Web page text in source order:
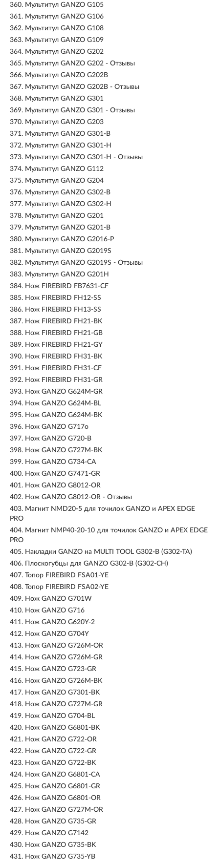
360. Мультитул GANZO G105
361. Мультитул GANZO G106
362. Мультитул GANZO G108
363. Мультитул GANZO G109
364. Мультитул GANZO G202
365. Мультитул GANZO G202 - Отзывы
366. Мультитул GANZO G202B
367. Мультитул GANZO G202B - Отзывы
368. Мультитул GANZO G301
369. Мультитул GANZO G301 - Отзывы
370. Мультитул GANZO G203
371. Мультитул GANZO G301-B
372. Мультитул GANZO G301-H
373. Мультитул GANZO G301-H - Отзывы
374. Мультитул GANZO G112
375. Мультитул GANZO G204
376. Мультитул GANZO G302-B
377. Мультитул GANZO G302-H
378. Мультитул GANZO G201
379. Мультитул GANZO G201-B
380. Мультитул GANZO G2016-P
381. Мультитул GANZO G2019S
382. Мультитул GANZO G2019S - Отзывы
383. Мультитул GANZO G201H
384. Нож FIREBIRD FB7631-CF
385. Нож FIREBIRD FH12-SS
386. Нож FIREBIRD FH13-SS
387. Нож FIREBIRD FH21-BK
388. Нож FIREBIRD FH21-GB
389. Нож FIREBIRD FH21-GY
390. Нож FIREBIRD FH31-BK
391. Нож FIREBIRD FH31-CF
392. Нож FIREBIRD FH31-GR
393. Нож GANZO G624M-GR
394. Нож GANZO G624M-BL
395. Нож GANZO G624M-BK
396. Нож GANZO G717o
397. Нож GANZO G720-B
398. Нож GANZO G727M-BK
399. Нож GANZO G734-CA
400. Нож GANZO G7471-GR
401. Нож GANZO G8012-OR
402. Нож GANZO G8012-OR - Отзывы
403. Магнит NMD20-5 для точилок GANZO и APEX EDGE
PRO
404. Магнит NMP40-20-10 для точилок GANZO и APEX EDGE
PRO
405. Накладки GANZO на MULTI TOOL G302-B (G302-TA)
406.
Плоскогубцы для GANZO G302-B (G302-CH)
407. Топор FIREBIRD FSA01-YE
408. Топор FIREBIRD FSA02-YE
409. Нож GANZO G701W
410. Нож GANZO G716
411. Нож GANZO G620Y-2
412. Нож GANZO G704Y
413. Нож GANZO G726M-OR
414. Нож GANZO G726M-GR
415. Нож GANZO G723-GR
416. Нож GANZO G726M-BK
417. Нож GANZO G7301-BK
418. Нож GANZO G727M-GR
419. Нож GANZO G704-BL
420. Нож GANZO G6801-BK
421. Нож GANZO G722-OR
422. Нож GANZO G722-GR
423. Нож GANZO G722-BK
424. Нож GANZO G6801-CA
425. Нож GANZO G6801-GR
426. Нож GANZO G6801-OR
427. Нож GANZO G727M-OR
428. Нож GANZO G735-GR
429. Нож GANZO G7142
430. Нож GANZO G735-BK
431. Нож GANZO G735-YB